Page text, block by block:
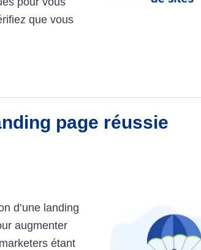
que vous
page réussie
d’une landing
augmenter
étant